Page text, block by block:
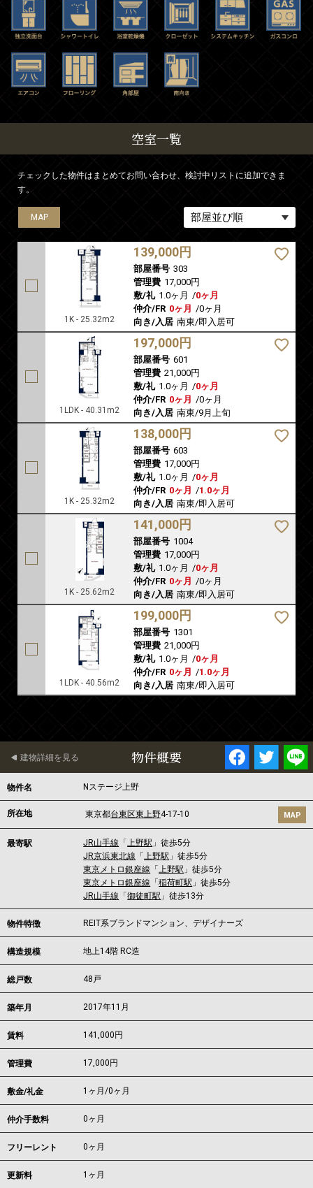
空室一覧
チェックした物件はまとめてお問い合わせ、検討中リストに追加できま
す。
MAP
1K - 25.32m2
139,000円
部屋番号 303
管理費 17,000円
敷/礼 1.0ヶ月 /0ヶ月
仲介/FR 0ヶ月 /0ヶ月
向き/入居 南東/即入居可
MAP
1LDK - 40.31m2
197,000円
部屋番号 601
管理費 21,000円
敷/礼 1.0ヶ月 /0ヶ月
仲介/FR 0ヶ月 /0ヶ月
向き/入居 南東/9月上旬
MAP
1K - 25.32m2
138,000円
部屋番号 603
管理費 17,000円
敷/礼 1.0ヶ月 /0ヶ月
仲介/FR 0ヶ月 /1.0ヶ月
向き/入居 南東/即入居可
MAP
1K - 25.62m2
141,000円
部屋番号 1004
管理費 17,000円
敷/礼 1.0ヶ月 /0ヶ月
仲介/FR 0ヶ月 /0ヶ月
向き/入居 南東/即入居可
MAP
1LDK - 40.56m2
199,000円
部屋番号 1301
管理費 21,000円
敷/礼 1.0ヶ月 /0ヶ月
仲介/FR 0ヶ月 /1.0ヶ月
向き/入居 南東/即入居可
物件概要
建物詳細を見る
物件名 Nステージ上野
所在地 東京都台東区東上野4-17-10 MAP
最寄駅 JR山手線 「上野駅 」徒歩5分
JR京浜東北線 「上野駅 」徒歩5分
東京メトロ銀座線 「上野駅 」徒歩5分
東京メトロ銀座線 「稲荷町駅 」徒歩5分
JR山手線 「御徒町駅 」徒歩13分
物件特徴 REIT系ブランドマンション、デザイナーズ
構造規模 地上14階 RC造
総戸数 48戸
築年月 2017年11月
賃料 141,000 円
管理費 17,000円
敷金/礼金 1ヶ月/0ヶ月
仲介手数料 0ヶ月
フリーレント 0ヶ月
更新料 1ヶ月